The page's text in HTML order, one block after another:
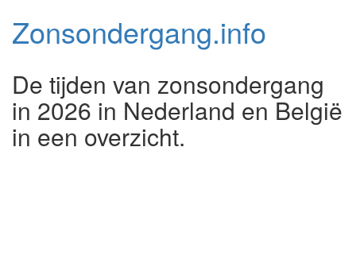
Zonsondergang.info
De tijden van zonsondergang
in 2026 in Nederland en België
in een overzicht.